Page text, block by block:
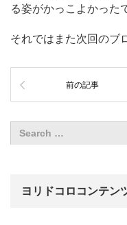
る姿がかっこよかっ
それではまた次回のブ
前の記事
ヨリドコロコンテン